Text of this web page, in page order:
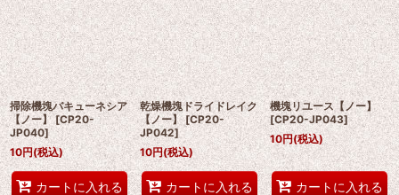
掃除機塊バキューネシア
【ノー】 [CP20-
JP040]
10円(税込)
カートに入れる
乾燥機塊ドライドレイク
【ノー】 [CP20-
JP042]
10円(税込)
カートに入れる
機塊リユース【ノー】
[CP20-JP043]
10円(税込)
カートに入れる